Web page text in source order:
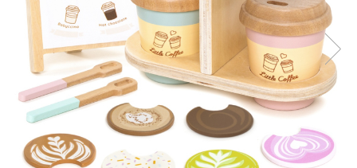
Jocuri cu dinozauri
Jucării de pluș
Jocuri educative pentru
școală/grădiniță
Agende
Cărţi de colorat, activități, apa
Accesorii diverse
LEGO Friends
LEGO Ninjago
LEGO Minecraft
LEGO DREAMZzz
LEGO Star Wars
LEGO Gabby s Dollhouse